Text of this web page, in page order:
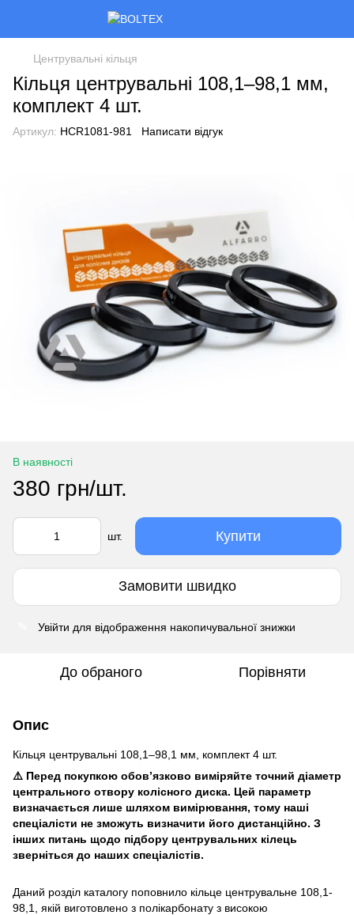
Центрувальні кільця
Кільця центрувальні 108,1–98,1 мм,
комплект 4 шт.
Артикул: HCR1081-981 Написати відгук
В наявності
380 грн/шт.
шт. Купити
Замовити швидко
Увійти для відображення накопичувальної знижки
До обраного Порівняти
Опис
Кільця центрувальні 108,1–98,1 мм, комплект 4 шт.
⚠️ Перед покупкою обов’язково виміряйте точний діаметр
центрального отвору колісного диска. Цей параметр
визначається лише шляхом вимірювання, тому наші
спеціалісти не зможуть визначити його дистанційно. З
інших питань щодо підбору центрувальних кілець
зверніться до наших спеціалістів.
Даний розділ каталогу поповнило кільце центрувальне 108,1-
98,1, якій виготовлено з полікарбонату з високою